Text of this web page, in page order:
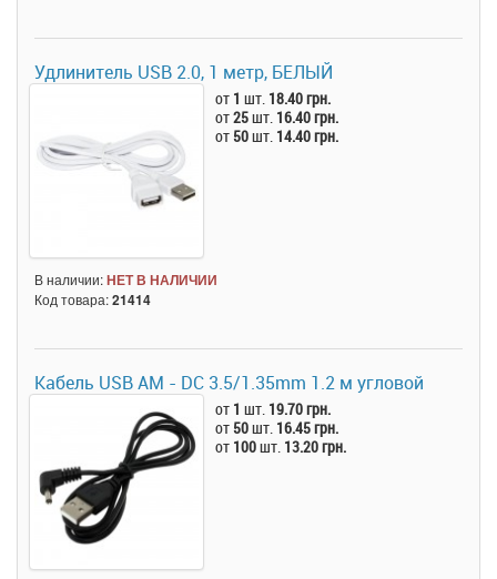
Удлинитель USB 2.0, 1 метр, БЕЛЫЙ
от 1 шт. 18.40 грн.
от25шт. 16.40 грн.
от 50шт. 14.40 грн.
В наличии:НЕТ В НАЛИЧИИ
Код товара:21414
Кабель USB AM - DC 3.5/1.35mm 1.2 м угловой
от 1 шт. 19.70 грн.
от 50шт. 16.45 грн.
от 100шт. 13.20 грн.